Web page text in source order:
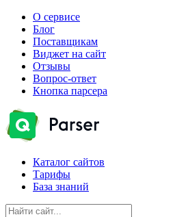
О сервисе
Блог
Поставщикам
Виджет на сайт
Отзывы
Вопрос-ответ
Кнопка парсера
Каталог сайтов
Тарифы
База знаний